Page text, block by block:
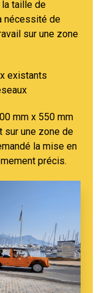
taille de
nécessité de
sur une zone
existants
mm x 550 mm
sur une zone de
la mise en
précis.